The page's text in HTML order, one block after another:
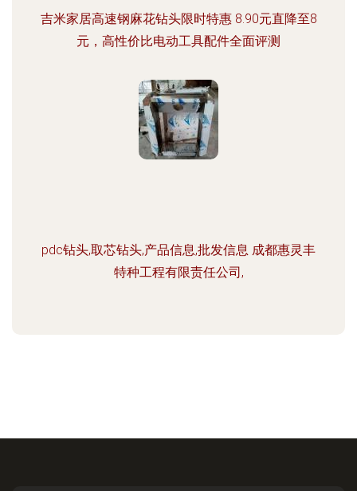
吉米家居高速钢麻花钻头限时特惠 8.90元直降至8
元，高性价比电动工具配件全面评测
pdc钻头,取芯钻头,产品信息,批发信息 成都惠灵丰
特种工程有限责任公司,